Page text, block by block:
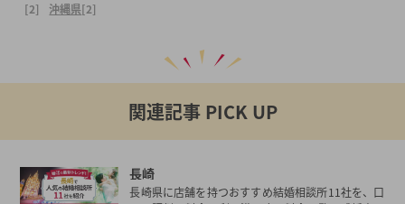
[2]
沖縄県[2]
関連記事 PICK UP
長崎
長崎県に店舗を持つおすすめ結婚相談所11社を、口